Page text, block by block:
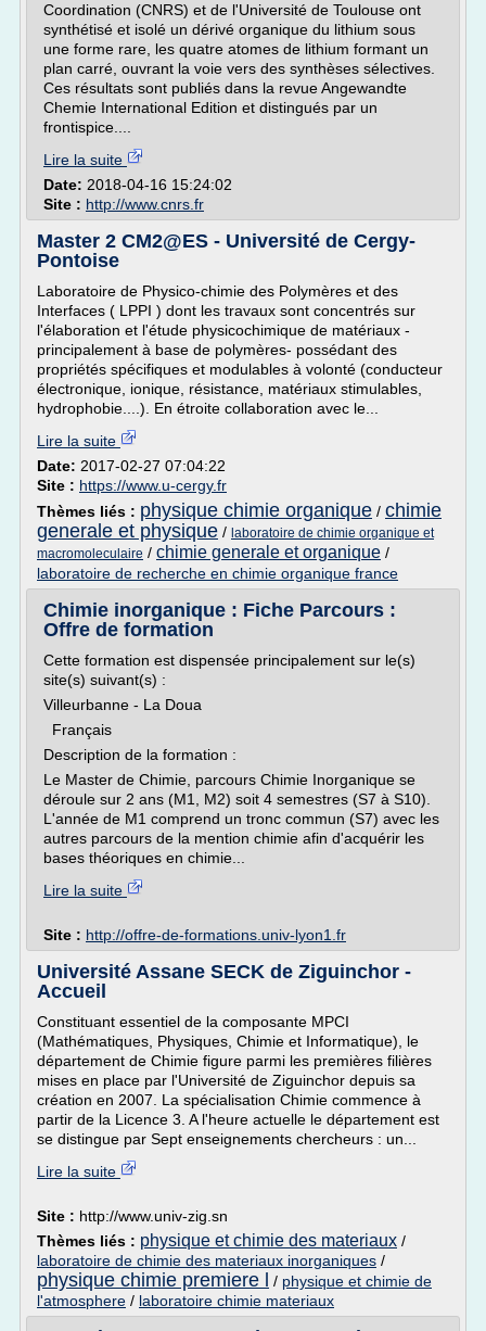
Coordination (CNRS) et de l'Université de Toulouse ont
synthétisé et isolé un dérivé organique du lithium sous
une forme rare, les quatre atomes de lithium formant un
plan carré, ouvrant la voie vers des synthèses sélectives.
Ces résultats sont publiés dans la revue Angewandte
Chemie International Edition et distingués par un
frontispice....
Lire la suite
Date: 2018-04-16 15:24:02
Site : http://www.cnrs.fr
Master 2 CM2@ES - Université de Cergy-
Pontoise
Laboratoire de Physico-chimie des Polymères et des
Interfaces ( LPPI ) dont les travaux sont concentrés sur
l'élaboration et l'étude physicochimique de matériaux -
principalement à base de polymères- possédant des
propriétés spécifiques et modulables à volonté (conducteur
électronique, ionique, résistance, matériaux stimulables,
hydrophobie....). En étroite collaboration avec le...
Lire la suite
Date: 2017-02-27 07:04:22
Site : https://www.u-cergy.fr
Thèmes liés : physique chimie organique / chimie
generale et physique / laboratoire de chimie organique et
macromoleculaire / chimie generale et organique /
laboratoire de recherche en chimie organique france
Chimie inorganique : Fiche Parcours :
Offre de formation
Cette formation est dispensée principalement sur le(s)
site(s) suivant(s) :
Villeurbanne - La Doua
Français
Description de la formation :
Le Master de Chimie, parcours Chimie Inorganique se
déroule sur 2 ans (M1, M2) soit 4 semestres (S7 à S10).
L'année de M1 comprend un tronc commun (S7) avec les
autres parcours de la mention chimie afin d'acquérir les
bases théoriques en chimie...
Lire la suite
Site : http://offre-de-formations.univ-lyon1.fr
Université Assane SECK de Ziguinchor -
Accueil
Constituant essentiel de la composante MPCI
(Mathématiques, Physiques, Chimie et Informatique), le
département de Chimie figure parmi les premières filières
mises en place par l'Université de Ziguinchor depuis sa
création en 2007. La spécialisation Chimie commence à
partir de la Licence 3. A l'heure actuelle le département est
se distingue par Sept enseignements chercheurs : un...
Lire la suite
Site : http://www.univ-zig.sn
Thèmes liés : physique et chimie des materiaux /
laboratoire de chimie des materiaux inorganiques /
physique chimie premiere l / physique et chimie de
l'atmosphere / laboratoire chimie materiaux